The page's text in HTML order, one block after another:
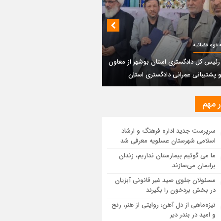
دیر؛ مسیر نجاتی که در بن‌بست
مانده است
پتروشیمی نوری بر سکوی طلای BRICS 2026
رئیس کل دادگستری استان بوشهر از
مالی و پشتیبانی عمرانی دادگستری
مرکز استان مبنای قانونی ندارد؛ با
و قیمت‌سازان برخورد می‌کنیم
و بندر دیر در فهرست داغ‌ترین نقاط جهان؛
و شرق ایران زیر آتش تابستان
قوه قضائیه
رئیس کل دادگستری استان بوشهر از معاون
پشتیبانی عمرانی دادگستری استان
مهم
سرپرست جدید اداره فرهنگ و ارشاد
اسلامی شهرستان عسلویه معرفی شد
ما می گوئیم بیمارستان نداریم، زندان
برایمان می‌سازند.
مسئولان جلوی صید غیر قانونی آبزیان
در بخش بردخون را بگیرند
نیزه‌ماهی از دل آهن؛ روایتی از هنر، رنج
و امید در بندر دیر